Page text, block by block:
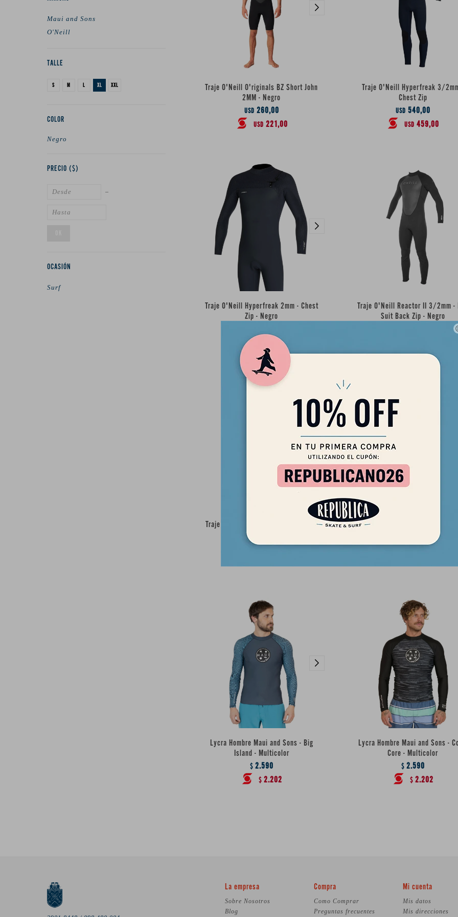
Traje O'Neill O'riginals BZ Short John
2MM - Negro
USD 260,00
USD 221,00
Traje O'Neill Hyperfreak 3/
Chest Zip
USD 540,00
USD 459,00
Traje O'Neill Hyperfreak 2mm - Chest
Zip - Negro
365,50
Traje O'Neill Reactor II 3/2mm -
Suit Back Zip - Negro
Traje O'Neill Reactor II GBS 4/3mm -
Chest Zip Full - Negro
USD 410,00
Lycra Hombre Maui and Sons
SolarGuard - Negro
$ 2.390
Lycra Hombre Maui and Sons - Big
Island - Multicolor
$ 2.590
$ 2.202
Lycra Hombre Maui and Sons -
Core - Multicolor
$ 2.590
$ 2.202
Maui and Sons
O'Neill
TALLE
S M L XL XXL
PRECIO ($)
OCASIÓN
Surf
COLOR
Negro
La empresa
Sobre Nosotros
Blog
Compra
Como Comprar
Preguntas frecuentes
Mi cuenta
Mis datos
Mis direcciones